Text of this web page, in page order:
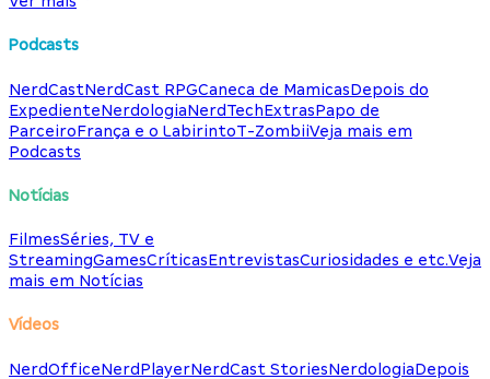
Podcasts
NerdCastNerdCast RPGCaneca de MamicasDepois do
ExpedienteNerdologiaNerdTechExtrasPapo de
ParceiroFrança e o LabirintoT-ZombiiVeja mais em
Podcasts
Notícias
FilmesSéries, TV e
StreamingGamesCríticasEntrevistasCuriosidades e etc.Veja
mais em Notícias
Vídeos
NerdOfficeNerdPlayerNerdCast StoriesNerdologiaDepois